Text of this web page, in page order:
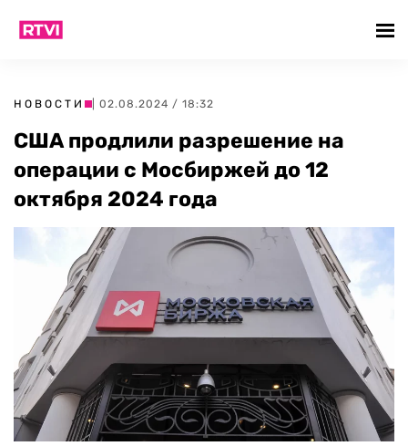
НОВОСТИ | 02.08.2024 / 18:32
США продлили разрешение на
операции с Мосбиржей до 12
октября 2024 года